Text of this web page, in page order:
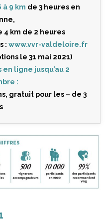
à 9 km de 3 heures en
4 km de 2 heures
: www.vvr-valdeloire.fr
le 31 mai 2021)
ligne jusqu’au 2
:
gratuit pour les – de 3